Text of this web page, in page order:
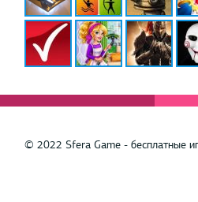
© 2022 Sfera Game - бесплатные